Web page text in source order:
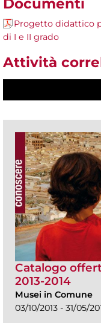
Documenti
Progetto didattico
di I e II grado
Attività
Catalogo
2013-2014
Musei in Comune
03/10/2013 - 31/05/